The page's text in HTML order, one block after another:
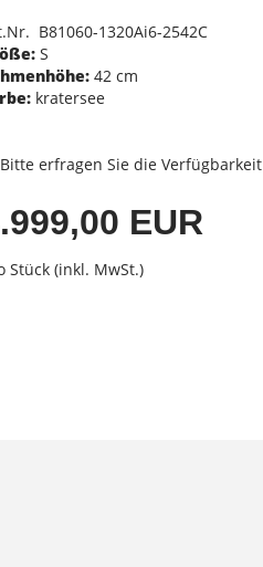
B81060-1320Ai6-2542C
S
42 cm
kratersee
erfragen Sie die Verfügbarkeit
EUR
Stück (inkl. MwSt.)